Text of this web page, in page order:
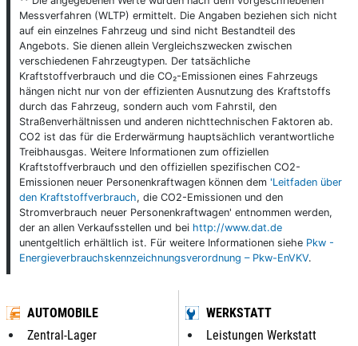
Messverfahren (WLTP) ermittelt. Die Angaben beziehen sich nicht
auf ein einzelnes Fahrzeug und sind nicht Bestandteil des
Angebots. Sie dienen allein Vergleichszwecken zwischen
verschiedenen Fahrzeugtypen. Der tatsächliche
Kraftstoffverbrauch und die CO₂-Emissionen eines Fahrzeugs
hängen nicht nur von der effizienten Ausnutzung des Kraftstoffs
durch das Fahrzeug, sondern auch vom Fahrstil, den
Straßenverhältnissen und anderen nichttechnischen Faktoren ab.
CO2 ist das für die Erderwärmung hauptsächlich verantwortliche
Treibhausgas. Weitere Informationen zum offiziellen
Kraftstoffverbrauch und den offiziellen spezifischen CO2-
Emissionen neuer Personenkraftwagen können dem 'Leitfaden über
den Kraftstoffverbrauch, die CO2-Emissionen und den
Stromverbrauch neuer Personenkraftwagen' entnommen werden,
der an allen Verkaufsstellen und bei http://www.dat.de
unentgeltlich erhältlich ist. Für weitere Informationen siehe Pkw -
Energieverbrauchskennzeichnungsverordnung – Pkw-EnVKV.
AUTOMOBILE
Zentral-Lager
WERKSTATT
Leistungen Werkstatt